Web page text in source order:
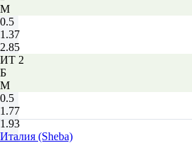
М
0.5
1.37
2.85
ИТ 2
Б
М
0.5
1.77
1.93
Италия (Sheba)